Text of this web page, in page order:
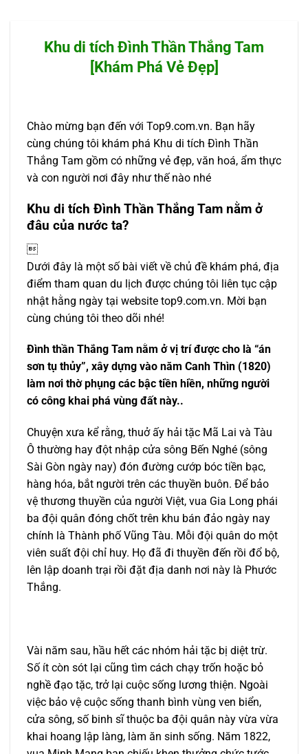
Khu di tích Đình Thần Thắng Tam
[Khám Phá Vẻ Đẹp]
Chào mừng bạn đến với Top9.com.vn. Bạn hãy
cùng chúng tôi khám phá Khu di tích Đình Thần
Thắng Tam gồm có những vẻ đẹp, văn hoá, ẩm thực
và con người nơi đây như thế nào nhé
Khu di tích Đình Thần Thắng Tam nằm ở
đâu của nước ta?

Dưới đây là một số bài viết về chủ đề khám phá, địa
điểm tham quan du lịch được chúng tôi liên tục cập
nhật hằng ngày tại website top9.com.vn. Mời bạn
cùng chúng tôi theo dõi nhé!
Đình thần Thắng Tam nằm ở vị trí được cho là “án
sơn tụ thủy”, xây dựng vào năm Canh Thìn (1820)
làm nơi thờ phụng các bậc tiền hiền, những người
có công khai phá vùng đất này..
Chuyện xưa kể rằng, thuở ấy hải tặc Mã Lai và Tàu
Ô thường hay đột nhập cửa sông Bến Nghé (sông
Sài Gòn ngày nay) đón đường cướp bóc tiền bạc,
hàng hóa, bắt người trên các thuyền buôn. Để bảo
vệ thương thuyền của người Việt, vua Gia Long phái
ba đội quân đóng chốt trên khu bán đảo ngày nay
chính là Thành phố Vũng Tàu. Mỗi đội quân do một
viên suất đội chỉ huy. Họ đã đi thuyền đến rồi đổ bộ,
lên lập doanh trại rồi đặt địa danh nơi này là Phước
Thắng.
Vài năm sau, hầu hết các nhóm hải tặc bị diệt trừ.
Số ít còn sót lại cũng tìm cách chạy trốn hoặc bỏ
nghề đạo tặc, trở lại cuộc sống lương thiện. Ngoài
việc bảo vệ cuộc sống thanh bình vùng ven biển,
cửa sông, số binh sĩ thuộc ba đội quân này vừa vừa
khai hoang lập làng, làm ăn sinh sống. Năm 1822,